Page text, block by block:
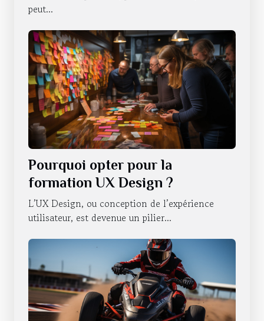
peut...
Pourquoi opter pour la
formation UX Design ?
L’UX Design, ou conception de l’expérience
utilisateur, est devenue un pilier...